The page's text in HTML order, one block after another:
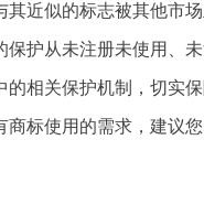
其近似的标志被其他市
护从未注册未使用、
相关保护机制，切实
标使用的需求，建议